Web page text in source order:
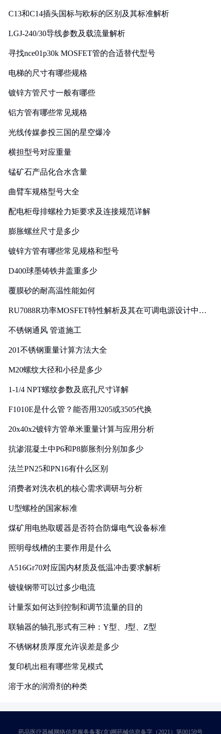
C13和C14插头国标与欧标的区别及其标准解析
LGJ-240/30导线参数及载流量解析
寻找nce01p30k MOSFET管的合适替代型号
电梯的尺寸有哪些规格
镀锌方管尺寸一般有哪些
铝方管有哪些常见规格
光线传媒参投三国的星空爆冷
横担型号对应重量
锰矿石产品化合水含量
曲臂车规格型号大全
配电柜母排螺栓力矩要求及连接规范详解
膨胀螺丝尺寸是多少
镀锌方管有哪些常见规格和型号
D400球墨铸铁井盖重多少
覆膜砂的耐高温性能如何
RU7088R功率MOSFET特性解析及其在可调电源设计中的
不锈钢通风 管道施工
201不锈钢重量计算方法大全
M20螺纹大径和小径是多少
1-1/4 NPT螺纹参数及底孔尺寸详解
F1010E是什么管？能否用3205或3505代换
20x40x2镀锌方管单米重量计算与应用分析
抗渗混凝土中P6和P8膨胀剂分别加多少
法兰PN25和PN16有什么区别
消费者对洗衣机的核心需求调研与分析
U型螺栓的国家标准
煤矿用电热取暖器是否符合防爆电气设备标准
照明母线槽的主要作用是什么
A516Gr70对应国内材质及低温冲击要求解析
镀镍钢带可以过多少电流
计量泵如何达到控制和调节流量的目的
联轴器的轴孔形式有三种：Y型、J型、Z型
不锈钢材质厚度允许误差是多少
复印机出租有哪些常见模式
溶于水的润滑剂的种类
药品医疗器械网络信息服务备案(京)网药械信息备字（2021）第00159号